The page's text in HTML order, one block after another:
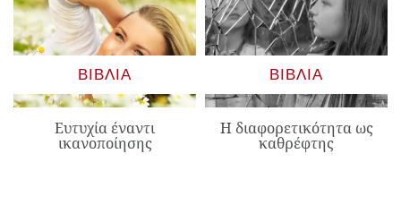
ΒΙΒΛΊΑ
Ευτυχία έναντι
ικανοποίησης
ΒΙΒΛΊΑ
Η διαφορετικότητα ως
καθρέφτης